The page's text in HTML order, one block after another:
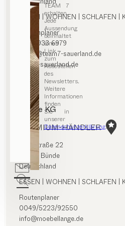
TEAM 7
erhalten.
Jede
Aussendung
beinhaltet
einen
Link
zum
Abbestellen
des
Newsletters.
Weitere
Informationen
finden
Sie in
unserer
Datenschutzerklärung.
ESSEN | WOHNEN | SCHLAFEN |
Routenplaner
+49 2933 6979
office@team7-sauerland.de
team7-sauerland.de
Lange KG
PREMIUM-HÄNDLER
Eschstraße 22
32257 Bünde
Deutschland
ESSEN | WOHNEN | SCHLAFEN |
Routenplaner
0049/5223/92550
info@moebellange.de